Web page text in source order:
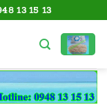
13 15 13